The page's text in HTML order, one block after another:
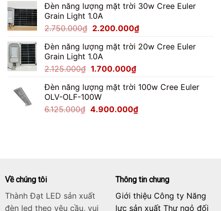
là:
4.487.500₫.
tại
3.590.000₫.
Đèn năng lượng mặt trời 30w Cree Euler
Grain Light 1.0A
2.750.000₫ Giá
là:
2.750.000₫.
2.200.000₫Giá
tại
Đèn năng lượng mặt trời 20w Cree Euler
Grain Light 1.0A
2.125.000₫ Giá
là:
2.125.000₫.
1.700.000₫Giá
tại
1.700.000₫.
Đèn năng lượng mặt trời 100w Cree Euler
OLV-OLF-100W
6.125.000₫ Giá
4.900.000₫Giá
Về chúng tôi
Thành Đạt LED sản xuất
đèn led theo yêu cầu, vui
Thông tin chung
Giới thiệu Công ty Năng
lực sản xuất Thư ngỏ đối